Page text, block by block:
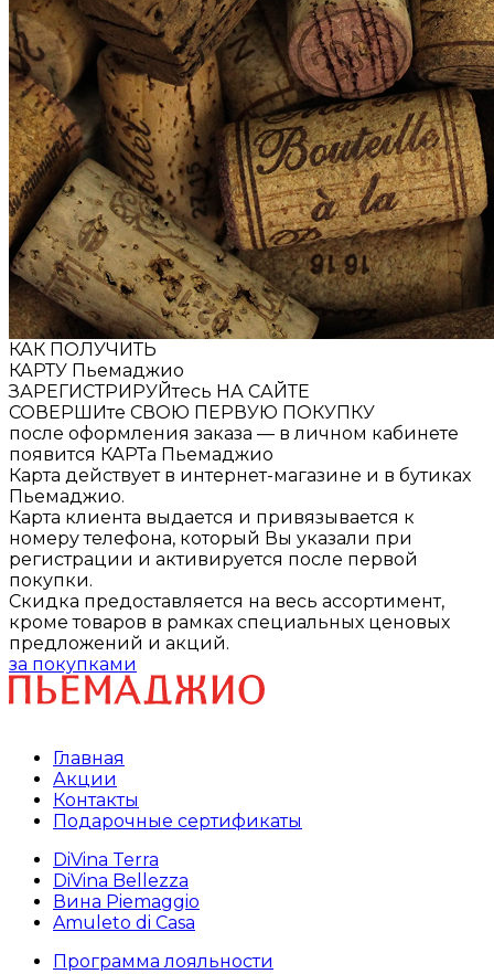
КАК ПОЛУЧИТЬ
КАРТУ Пьемаджио
ЗАРЕГИСТРИРУЙтесь НА САЙТЕ
СОВЕРШИтe СВОЮ ПЕРВУЮ ПОКУПКУ
после оформления заказа — в личном кабинете
появится КАРТа Пьемаджио
Карта действует в интернет-магазине и в бутиках
Пьемаджио.
Карта клиента выдается и привязывается к
номеру телефона, который Вы указали при
регистрации и активируется после первой
покупки.
Скидка предоставляется на весь ассортимент,
кроме товаров в рамках специальных ценовых
предложений и акций.
за покупками
Главная
Акции
Контакты
Подарочные сертификаты
DiVina Terra
DiVina Bellezza
Вина Piemaggio
Amuleto di Casa
Программа лояльности